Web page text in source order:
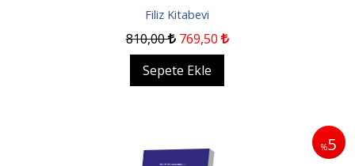
Filiz Kitabevi
810,00 769,50
Sepete Ekle
%5